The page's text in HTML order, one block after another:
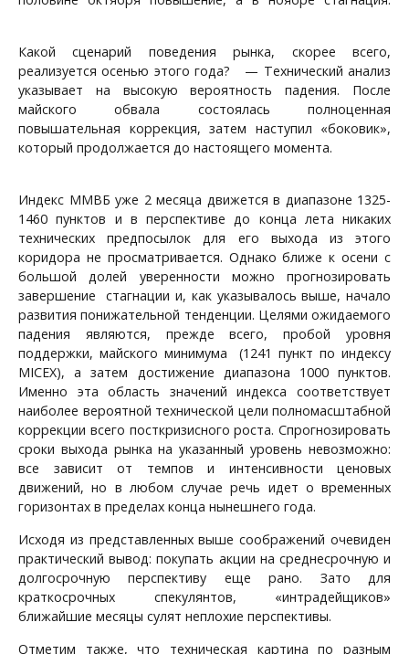
Какой сценарий поведения рынка, скорее всего,
реализуется осенью этого года?
— Технический анализ
указывает на высокую вероятность падения. После
майского обвала состоялась полноценная
повышательная коррекция, затем наступил «боковик»,
который продолжается до настоящего момента.
Индекс ММВБ уже 2 месяца движется в диапазоне 1325-
1460 пунктов и в перспективе до конца лета никаких
технических предпосылок для его выхода из этого
коридора не просматривается. Однако ближе к осени с
большой долей уверенности можно прогнозировать
завершение
стагнации и, как указывалось выше, начало
развития понижательной тенденции. Целями ожидаемого
падения являются, прежде всего, пробой уровня
поддержки, майского минимума
(1241 пункт по индексу
MICEX), а затем достижение диапазона 1000 пунктов.
Именно эта область значений индекса соответствует
наиболее вероятной технической цели полномасштабной
коррекции всего посткризисного роста. Спрогнозировать
сроки выхода рынка на указанный уровень невозможно:
все зависит от темпов и интенсивности ценовых
движений, но в любом случае речь идет о временных
горизонтах в пределах конца нынешнего года.
Исходя из представленных выше соображений очевиден
практический вывод: покупать акции на среднесрочную и
долгосрочную перспективу еще рано. Зато для
краткосрочных спекулянтов, «интрадейщиков»
ближайшие месяцы сулят неплохие перспективы.
Отметим также, что техническая картина по разным